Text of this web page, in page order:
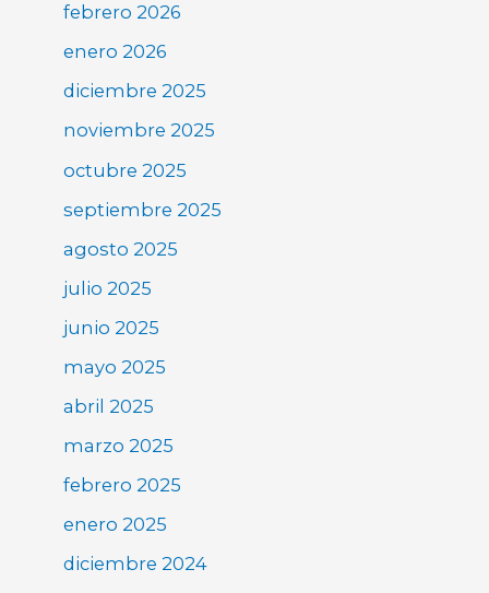
febrero 2026
enero 2026
diciembre 2025
noviembre 2025
octubre 2025
septiembre 2025
agosto 2025
julio 2025
junio 2025
mayo 2025
abril 2025
marzo 2025
febrero 2025
enero 2025
diciembre 2024